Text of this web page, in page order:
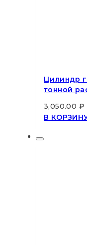
Цилиндр
тонной
3,050.00 ₽
В